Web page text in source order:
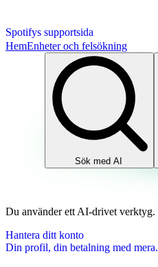
Spotifys supportsida
HemEnheter och felsökning
Sök med AI
Du använder ett AI‑drivet verktyg.
Hantera ditt konto
Din profil, din betalning med mera.